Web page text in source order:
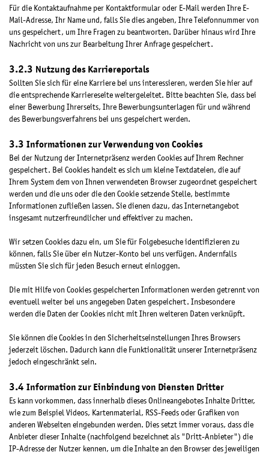
Für die Kontaktaufnahme per Kontaktformular oder E-Mail werden Ihre E-
Mail-Adresse, Ihr Name und, falls Sie dies angeben, Ihre Telefonnummer von
uns gespeichert, um Ihre Fragen zu beantworten. Darüber hinaus wird Ihre
Nachricht von uns zur Bearbeitung Ihrer Anfrage gespeichert.
Nutzung des Karriereportals
Sollten Sie sich für eine Karriere bei uns interessieren, werden Sie hier auf
die entsprechende Karriereseite weitergeleitet. Bitte beachten Sie, dass bei
einer Bewerbung Ihrerseits, Ihre Bewerbungsunterlagen für und während
des Bewerbungsverfahrens bei uns gespeichert werden.
Informationen zur Verwendung von Cookies
Bei der Nutzung der Internetpräsenz werden Cookies auf Ihrem Rechner
gespeichert. Bei Cookies handelt es sich um kleine Textdateien, die auf
Ihrem System dem von Ihnen verwendeten Browser zugeordnet gespeichert
werden und die uns oder die den Cookie setzende Stelle, bestimmte
Informationen zufließen lassen. Sie dienen dazu, das Internetangebot
insgesamt nutzerfreundlicher und effektiver zu machen.
Wir setzen Cookies dazu ein, um Sie für Folgebesuche identifizieren zu
können, falls Sie über ein Nutzer-Konto bei uns verfügen. Andernfalls
müssten Sie sich für jeden Besuch erneut einloggen.
Die mit Hilfe von Cookies gespeicherten Informationen werden getrennt von
eventuell weiter bei uns angegeben Daten gespeichert. Insbesondere
werden die Daten der Cookies nicht mit Ihren weiteren Daten verknüpft.
Sie können die Cookies in den Sicherheitseinstellungen Ihres Browsers
jederzeit löschen. Dadurch kann die Funktionalität unserer Internetpräsenz
jedoch eingeschränkt sein.
Information zur Einbindung von Diensten Dritter
Es kann vorkommen, dass innerhalb dieses Onlineangebotes Inhalte Dritter,
wie zum Beispiel Videos, Kartenmaterial, RSS-Feeds oder Grafiken von
anderen Webseiten eingebunden werden. Dies setzt immer voraus, dass die
Anbieter dieser Inhalte (nachfolgend bezeichnet als "Dritt-Anbieter") die
IP-Adresse der Nutzer kennen, um die Inhalte an den Browser des jeweiligen